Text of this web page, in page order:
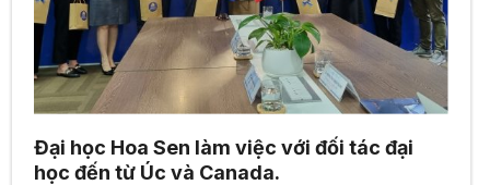
Đại học Hoa Sen làm việc với đối tác đại
học đến từ Úc và Canada.